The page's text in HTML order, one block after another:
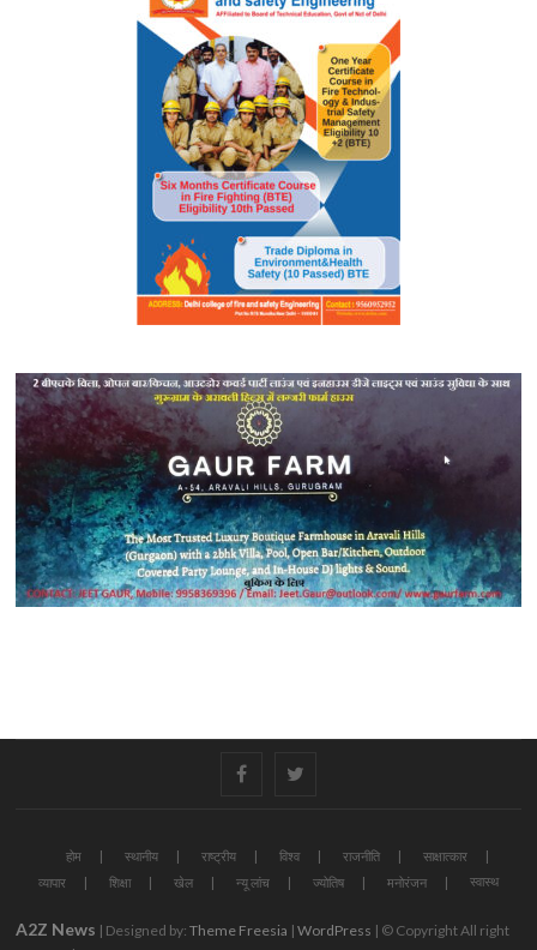
# #
होम स्थानीय राष्ट्रीय विश्व राजनीति
साक्षात्कार
व्यापार
शिक्षा खेल न्यू लांच ज्योतिष मनोरंजन स्वास्थ
A2Z News | Designed by:Theme Freesia |WordPress | © Copyright All right